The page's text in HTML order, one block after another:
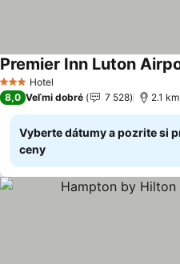
3 Počet hviezdičiek
Hotel
Premier Inn Luton
8,0 Veľmi dobré 7 528 2.1
Vyberte dátumy a pozrite si
ceny